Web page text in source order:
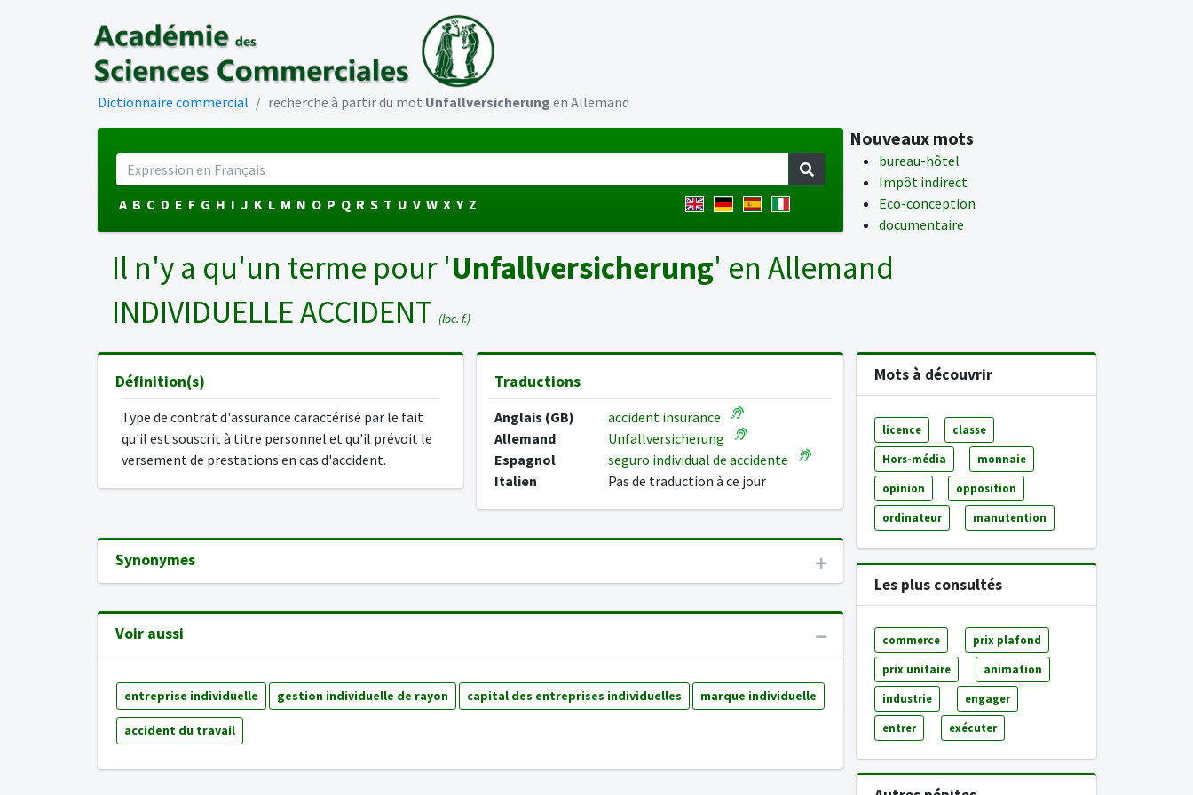
Dictionnaire commercial recherche à partir du mot Unfallversicherung en Allemand
A B C D E F G H I J K L M N O P Q R S T U V W X Y Z
Nouveaux mots
bureau-hôtel
Impôt indirect
Eco-conception
documentaire
Il n'y a qu'un terme pour 'Unfallversicherung' en Allemand
INDIVIDUELLE ACCIDENT (loc. f.)
Définition(s)
Type de contrat d'assurance caractérisé par le fait
qu'il est souscrit à titre personnel et qu'il prévoit le
versement de prestations en cas d'accident.
Traductions
Anglais (GB)
accident insurance
Allemand
Unfallversicherung
Espagnol
seguro individual de accidente
Italien
Pas de traduction à ce jour
Synonymes
Voir aussi
entreprise individuelle gestion individuelle de rayon capital des entreprises individuelles marque individuelle
accident du travail
Mots à découvrir
licence classe
Hors-média monnaie
opinion opposition
ordinateur manutention
Les plus consultés
commerce prix plafond
prix unitaire animation
industrie engager
entrer exécuter